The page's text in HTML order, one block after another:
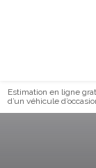
Estimation en ligne
d’un véhicule